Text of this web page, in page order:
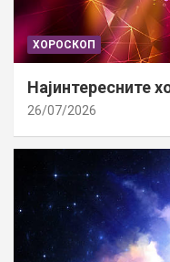
ХОРОСКОП
Најинтересните
26/07/2026